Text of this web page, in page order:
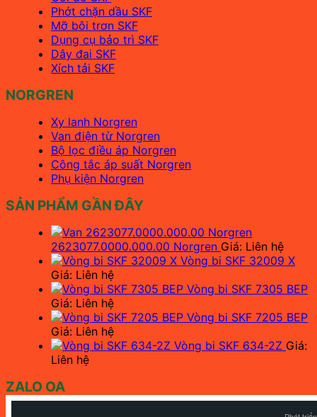
Phớt chặn dầu SKF
Mỡ bôi trơn SKF
Dụng cụ bảo trì SKF
Dây đai SKF
Xích tải SKF
NORGREN
Xy lanh Norgren
Van điện từ Norgren
Bộ lọc điều áp Norgren
Công tắc áp suất Norgren
Phụ kiện Norgren
SẢN PHẨM GẦN ĐÂY
2623077.0000.000.00 Norgren Giá: Liên hệ
Vòng bi SKF 32009 X
Giá: Liên hệ
Vòng bi SKF 7305 BEP
Giá: Liên hệ
Vòng bi SKF 7205 BEP
Giá: Liên hệ
Vòng bi SKF 634-2Z Giá:
Liên hệ
ZALO OA